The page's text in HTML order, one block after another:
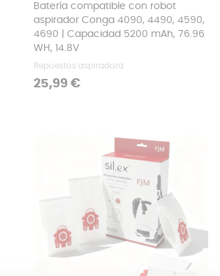
Batería compatible con robot
aspirador Conga 4090, 4490, 4590,
4690 | Capacidad 5200 mAh, 76.96
WH, 14.8V
Repuestos aspiradora
Precio
25,99 €